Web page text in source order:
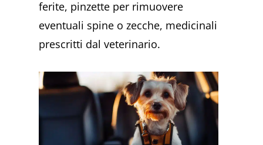
ferite, pinzette per rimuovere
eventuali spine o zecche, medicinali
prescritti dal veterinario.